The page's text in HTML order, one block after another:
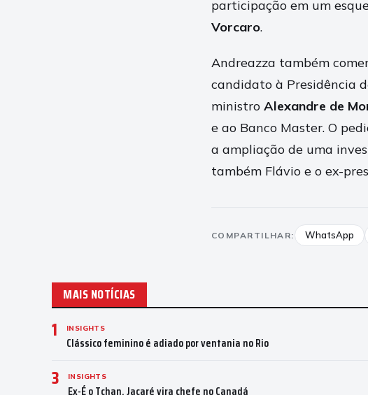
participação em um
Vorcaro.
Andreazza também
candidato à Presidência
ministro Alexandre de
e ao Banco Master. O
a ampliação de uma
também Flávio e o ex-
COMPARTILHAR: WhatsApp
MAIS NOTÍCIAS
1 INSIGHTS
Clássico feminino é adiado por ventania no Rio
3 INSIGHTS
Ex-É o Tchan, Jacaré vira chefe no Canadá